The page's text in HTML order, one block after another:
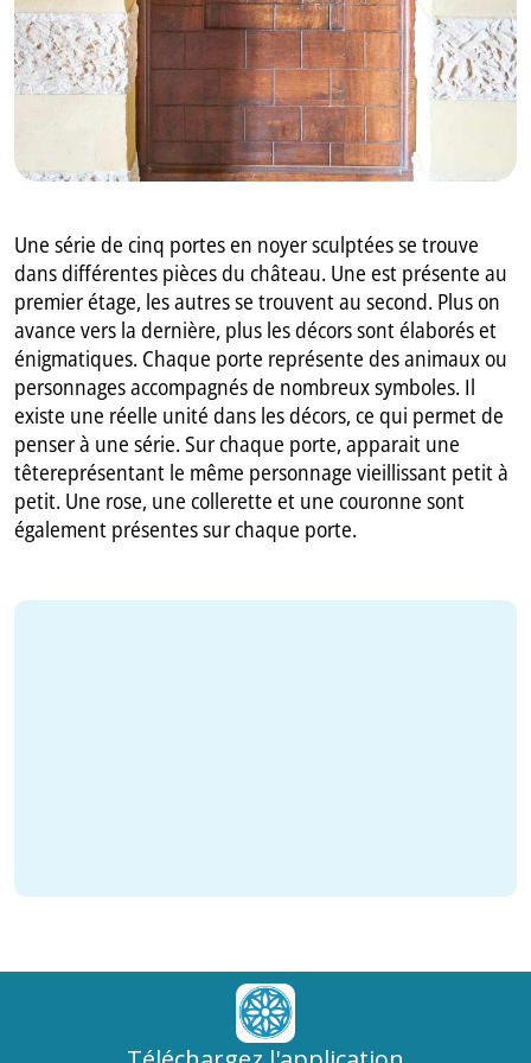
GB
IT
Une série de cinq portes en noyer sculptées se trouve
dans différentes pièces du château. Une est présente au
premier étage, les autres se trouvent au second. Plus on
avance vers la dernière, plus les décors sont élaborés et
énigmatiques. Chaque porte représente des animaux ou
personnages accompagnés de nombreux symboles. Il
existe une réelle unité dans les décors, ce qui permet de
penser à une série. Sur chaque porte, apparait une
têtereprésentant le même personnage vieillissant petit à
petit. Une rose, une collerette et une couronne sont
également présentes sur chaque porte.